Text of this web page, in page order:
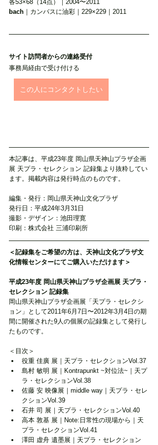
各53×68（14点）｜2004〜2011
bach ｜カンバスに油彩｜229×229｜2011
サイト訪問者からの連絡受付
事務局経由で受け付ける
この人にコンタクトしたい
本記事は、平成23年度 岡山県天神山プラザ企画
展 天プラ・セレクション 記録集より抜粋してい
ます。掲載内容は発行時点のものです。
編集・発行：岡山県天神山文化プラザ
発行日：平成24年3月31日
撮影・デザイン：池田理寛
印刷：株式会社 三浦印刷所
＜記録集をご希望の方は、天神山文化プラザ文
化情報センターにてご購入いただけます＞
平成23年度 岡山県天神山プラザ企画展 天プラ・
セレクション 記録集
岡山県天神山プラザ企画展「天プラ・セレクシ
ョン」として2011年6月7日〜2012年3月4日の期
間に開催された9人の個展の記録集として発行し
たものです。
＜目次＞
役重 佳廣 展｜天プラ・セレクションVol.37
島村 敏明 展｜Kontrapunkt ~対位法~｜天プ
ラ・セレクションVol.38
佐藤 安 映像展｜middle way｜天プラ・セレ
クションVol.39
石井 司 展｜天プラ・セレクションVol.40
高本 敦基 展｜Note:日常性の現場から｜天
プラ・セレクションVol.41
澤田 虚舟 遺墨展｜天プラ・セレクション